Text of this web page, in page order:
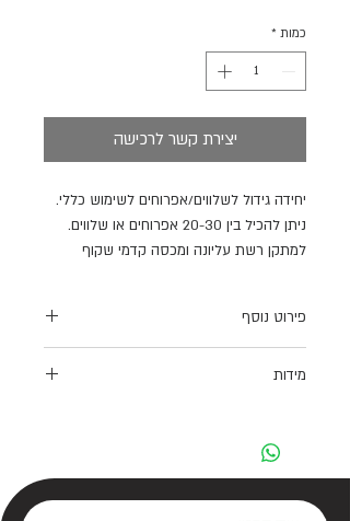
כמות *
יצירת קשר לרכישה
יחידה גידול לשלווים/אפרוחים לשימוש כללי.
ניתן להכיל בין 20-30 אפרוחים או שלווים.
למתקן רשת עליונה ומכסה קדמי שקוף
פירוט נוסף
לשמירה על היגיינה, בימים בהם האפרוחים
המזיקות לאפרוחים ומסכנות את חייהם.
גג האומנת מכוסה רשת וחזיתה שקופה, אלו
מאפשרים שליטה ויזואלית מושלמת בתוך
מידות